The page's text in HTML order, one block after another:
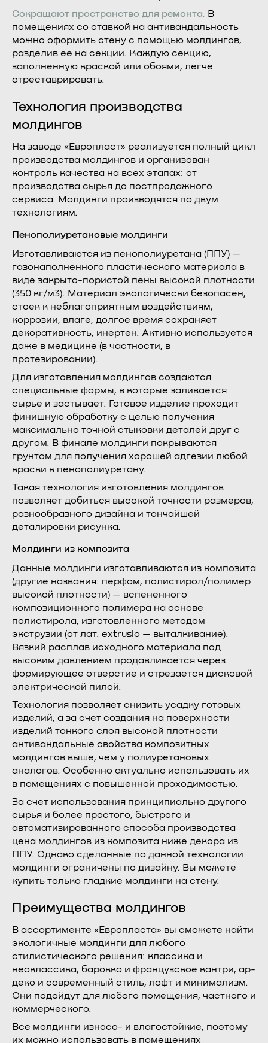
Сокращают пространство для ремонта. В
помещениях со ставкой на антивандальность
можно оформить стену с помощью молдингов,
разделив ее на секции. Каждую секцию,
заполненную краской или обоями, легче
отреставрировать.
Технология производства
молдингов
На заводе «Европласт» реализуется полный цикл
производства молдингов и организован
контроль качества на всех этапах: от
производства сырья до постпродажного
сервиса. Молдинги производятся по двум
технологиям.
Пенополиуретановые молдинги
Изготавливаются из пенополиуретана (ППУ) —
газонаполненного пластического материала в
виде закрыто-пористой пены высокой плотности
(350 кг/м3). Материал экологически безопасен,
стоек к неблагоприятным воздействиям,
коррозии, влаге, долгое время сохраняет
декоративность, инертен. Активно используется
даже в медицине (в частности, в
протезировании).
Для изготовления молдингов создаются
специальные формы, в которые заливается
сырье и застывает. Готовое изделие проходит
финишную обработку с целью получения
максимально точной стыковки деталей друг с
другом. В финале молдинги покрываются
грунтом для получения хорошей адгезии любой
краски к пенополиуретану.
Такая технология изготовления молдингов
позволяет добиться высокой точности размеров,
разнообразного дизайна и тончайшей
деталировки рисунка.
Молдинги из композита
Данные молдинги изготавливаются из композита
(другие названия: перфом, полистирол/полимер
высокой плотности) — вспененного
композиционного полимера на основе
полистирола, изготовленного методом
экструзии (от лат. extrusio — выталкивание).
Вязкий расплав исходного материала под
высоким давлением продавливается через
формирующее отверстие и отрезается дисковой
электрической пилой.
Технология позволяет снизить усадку готовых
изделий, а за счет создания на поверхности
изделий тонкого слоя высокой плотности
антивандальные свойства композитных
молдингов выше, чем у полиуретановых
аналогов. Особенно актуально использовать их
в помещениях с повышенной проходимостью.
За счет использования принципиально другого
сырья и более простого, быстрого и
автоматизированного способа производства
цена молдингов из композита ниже декора из
ППУ. Однако сделанные по данной технологии
молдинги ограничены по дизайну. Вы можете
купить только гладкие молдинги на стену.
Преимущества молдингов
В ассортименте «Европласта» вы сможете найти
экологичные молдинги для любого
стилистического решения: классика и
неоклассика, барокко и французское кантри, ар-
деко и современный стиль, лофт и минимализм.
Они подойдут для любого помещения, частного и
коммерческого.
Все молдинги износо- и влагостойкие, поэтому
их можно использовать в помещениях